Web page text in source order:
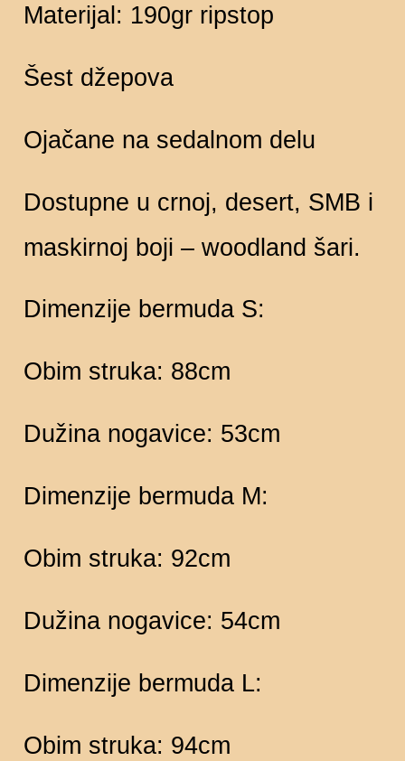
Materijal: 190gr ripstop
Šest džepova
Ojačane na sedalnom delu
Dostupne u crnoj, desert, SMB i
maskirnoj boji – woodland šari.
Dimenzije bermuda S:
Obim struka: 88cm
Dužina nogavice: 53cm
Dimenzije bermuda M:
Obim struka: 92cm
Dužina nogavice: 54cm
Dimenzije bermuda L:
Obim struka: 94cm